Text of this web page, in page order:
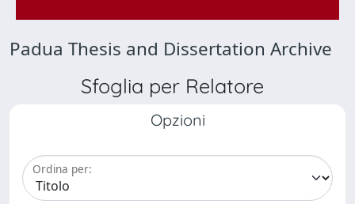
Padua Thesis and Dissertation Archive
Sfoglia per Relatore
Opzioni
Ordina per: